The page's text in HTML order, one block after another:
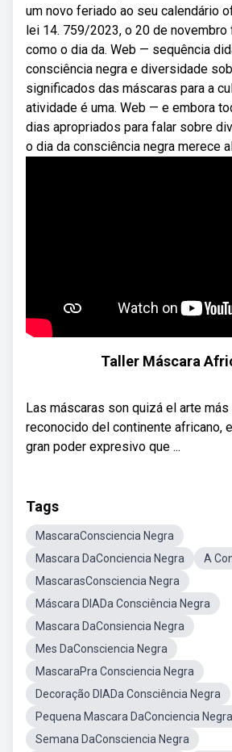
um novo feriado ao seu calendário
lei 14. 759/2023, o 20 de novembro
como o dia da. Web — sequência
consciência negra e diversidade
significados das máscaras para a
atividade é uma. Web — e embora
dias apropriados para falar sobre
o dia da consciência negra merece
Taller Máscara
Las máscaras son quizá el arte
reconocido del continente africano,
gran poder expresivo que ...
Tags
MascaraConsciencia Negra
Mascara DaConciencia Negra
A
MascarasConsciencia Negra
Máscara DIADa Consciência Negra
Mascara DaConsiencia Negra
Mes DaConsciencia Negra
MascaraPra Consciencia Negra
Decoração DIADa Consciência Negra
Pequena Mascara DaConciencia Negra
Semana DaConsciencia Negra